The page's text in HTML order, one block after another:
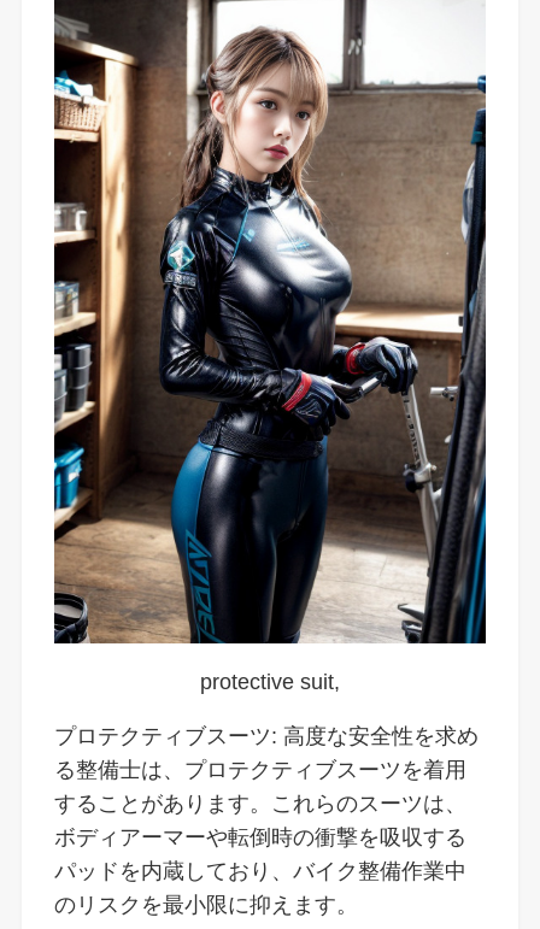
protective suit,
プロテクティブスーツ: 高度な安全性を求め
る整備士は、プロテクティブスーツを着用
することがあります。これらのスーツは、
ボディアーマーや転倒時の衝撃を吸収する
パッドを内蔵しており、バイク整備作業中
のリスクを最小限に抑えます。